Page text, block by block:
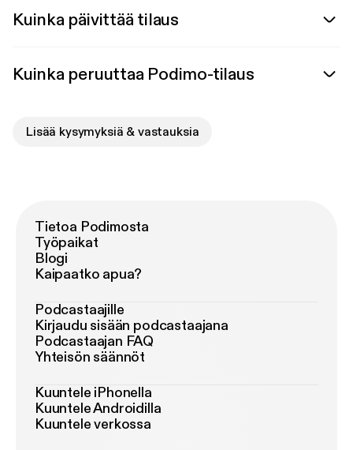
Kuinka päivittää tilaus
Kuinka peruuttaa Podimo-tilaus
Lisää kysymyksiä & vastauksia
Tietoa Podimosta
Työpaikat
Blogi
Kaipaatko apua?
Podcastaajille
Kirjaudu sisään podcastaajana
Podcastaajan FAQ
Yhteisön säännöt
Kuuntele iPhonella
Kuuntele Androidilla
Kuuntele verkossa